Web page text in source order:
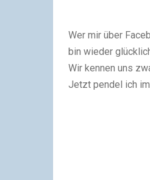
Wer mir über
bin wieder
Wir kennen uns
Jetzt pendel ich